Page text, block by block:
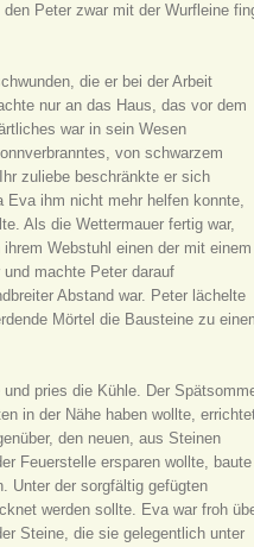
Peter zwar mit der Wurfleine
die er bei der Arbeit
nur an das Haus, das vor dem
war in sein Wesen
von schwarzem
zuliebe beschränkte er sich
Eva ihm nicht mehr helfen konnte,
Als die Wettermauer fertig war,
Webstuhl einen der mit einem
machte Peter darauf
Abstand war. Peter lächelte
Mörtel die Bausteine zu
pries die Kühle. Der
in der Nähe haben wollte,
den neuen, aus Steinen
Feuerstelle ersparen wollte, baute
Unter der sorgfältig gefügten
werden sollte. Eva war froh
Steine, die sie gelegentlich unter